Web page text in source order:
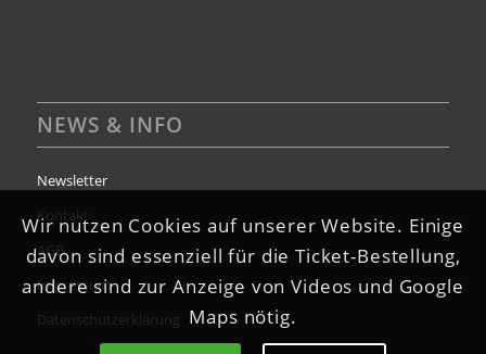
NEWS & INFO
Newsletter
Kontakt
AGB
Impressum
Datenschutzerklärung
Wir nutzen Cookies auf unserer Website. Einige
davon sind essenziell für die Ticket-Bestellung,
andere sind zur Anzeige von Videos und Google
Maps nötig.